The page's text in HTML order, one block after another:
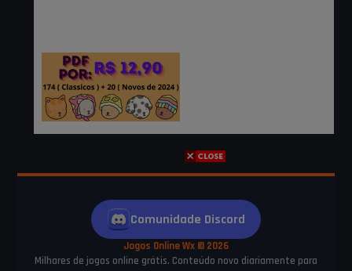
Comunidade Discord
Jogos Online Wx © 2026
Milhares de jogos online grátis. Conteúdo novo diariamente para